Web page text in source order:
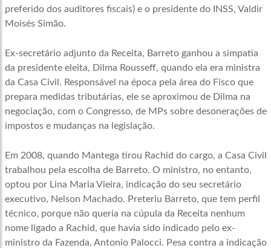
preferido dos auditores fiscais) e o presidente do INSS, Valdir
Moisés Simão.
Ex-secretário adjunto da Receita, Barreto ganhou a simpatia
da presidente eleita, Dilma Rousseff, quando ela era ministra
da Casa Civil. Responsável na época pela área do Fisco que
prepara medidas tributárias, ele se aproximou de Dilma na
negociação, com o Congresso, de MPs sobre desonerações de
impostos e mudanças na legislação.
Em 2008, quando Mantega tirou Rachid do cargo, a Casa Civil
trabalhou pela escolha de Barreto. O ministro, no entanto,
optou por Lina Maria Vieira, indicação do seu secretário
executivo, Nelson Machado. Preteriu Barreto, que tem perfil
técnico, porque não queria na cúpula da Receita nenhum
nome ligado a Rachid, que havia sido indicado pelo ex-
ministro da Fazenda, Antonio Palocci. Pesa contra a indicação